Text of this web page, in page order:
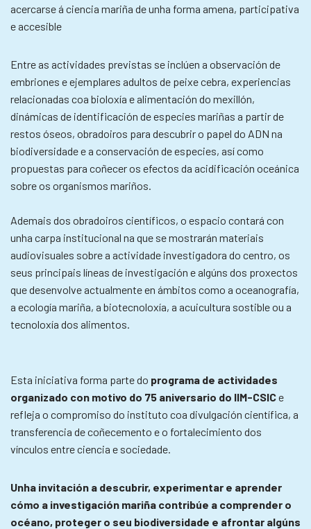
acercarse á ciencia mariña de unha forma amena, participativa
e accesible
Entre as actividades previstas se inclúen a observación de
embriones e ejemplares adultos de peixe cebra, experiencias
relacionadas coa bioloxía e alimentación do mexillón,
dinámicas de identificación de especies mariñas a partir de
restos óseos, obradoiros para descubrir o papel do ADN na
biodiversidade e a conservación de especies, así como
propuestas para coñecer os efectos da acidificación oceánica
sobre os organismos mariños.
Ademais dos obradoiros científicos, o espacio contará con
unha carpa institucional na que se mostrarán materiais
audiovisuales sobre a actividade investigadora do centro, os
seus principais líneas de investigación e algúns dos proxectos
que desenvolve actualmente en ámbitos como a oceanografía,
a ecología mariña, a biotecnoloxía, a acuicultura sostible ou a
tecnoloxía dos alimentos.
Esta iniciativa forma parte do programa de actividades
organizado con motivo do 75 aniversario do IIM-CSICe
refleja o compromiso do instituto coa divulgación científica, a
transferencia de coñecemento e o fortalecimiento dos
vínculos entre ciencia e sociedade.
Unha invitación a descubrir, experimentar e aprender
cómo a investigación mariña contribúe a comprender o
océano, proteger o seu biodiversidade e afrontar algúns